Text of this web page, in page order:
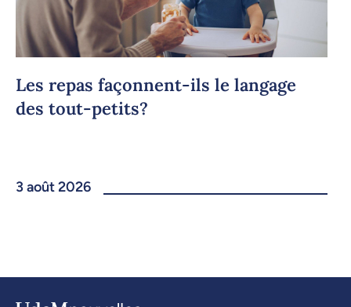
Les repas façonnent-ils le langage
des tout-petits?
3 août 2026